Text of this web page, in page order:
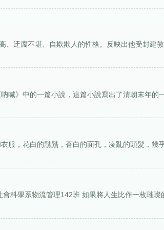
、迂腐不堪、自欺欺人的性格。反映出他受封建
喊》中的一篇小說，這篇小說寫出了清朝末年的
服，花白的鬍鬚，蒼白的面孔，凌亂的頭髮，幾
科學系物流管理142班 如果將人生比作一枚璀璨